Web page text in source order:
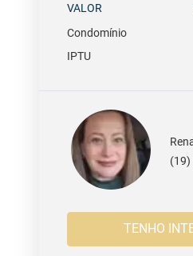
VALOR
Condomínio
IPTU
TENHO